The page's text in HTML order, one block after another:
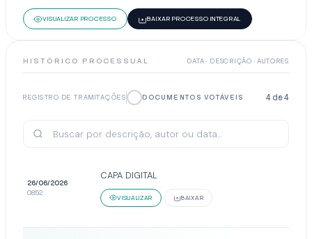
VISUALIZAR PROCESSO BAIXAR PROCESSO INTEGRAL
HISTÓRICO PROCESSUAL DATA · DESCRIÇÃO · AUTORES
REGISTRO DE TRAMITAÇÕES DOCUMENTOS VOTÁVEIS 4de4
26/06/2026
08:52
CAPA DIGITAL
VISUALIZAR BAIXAR